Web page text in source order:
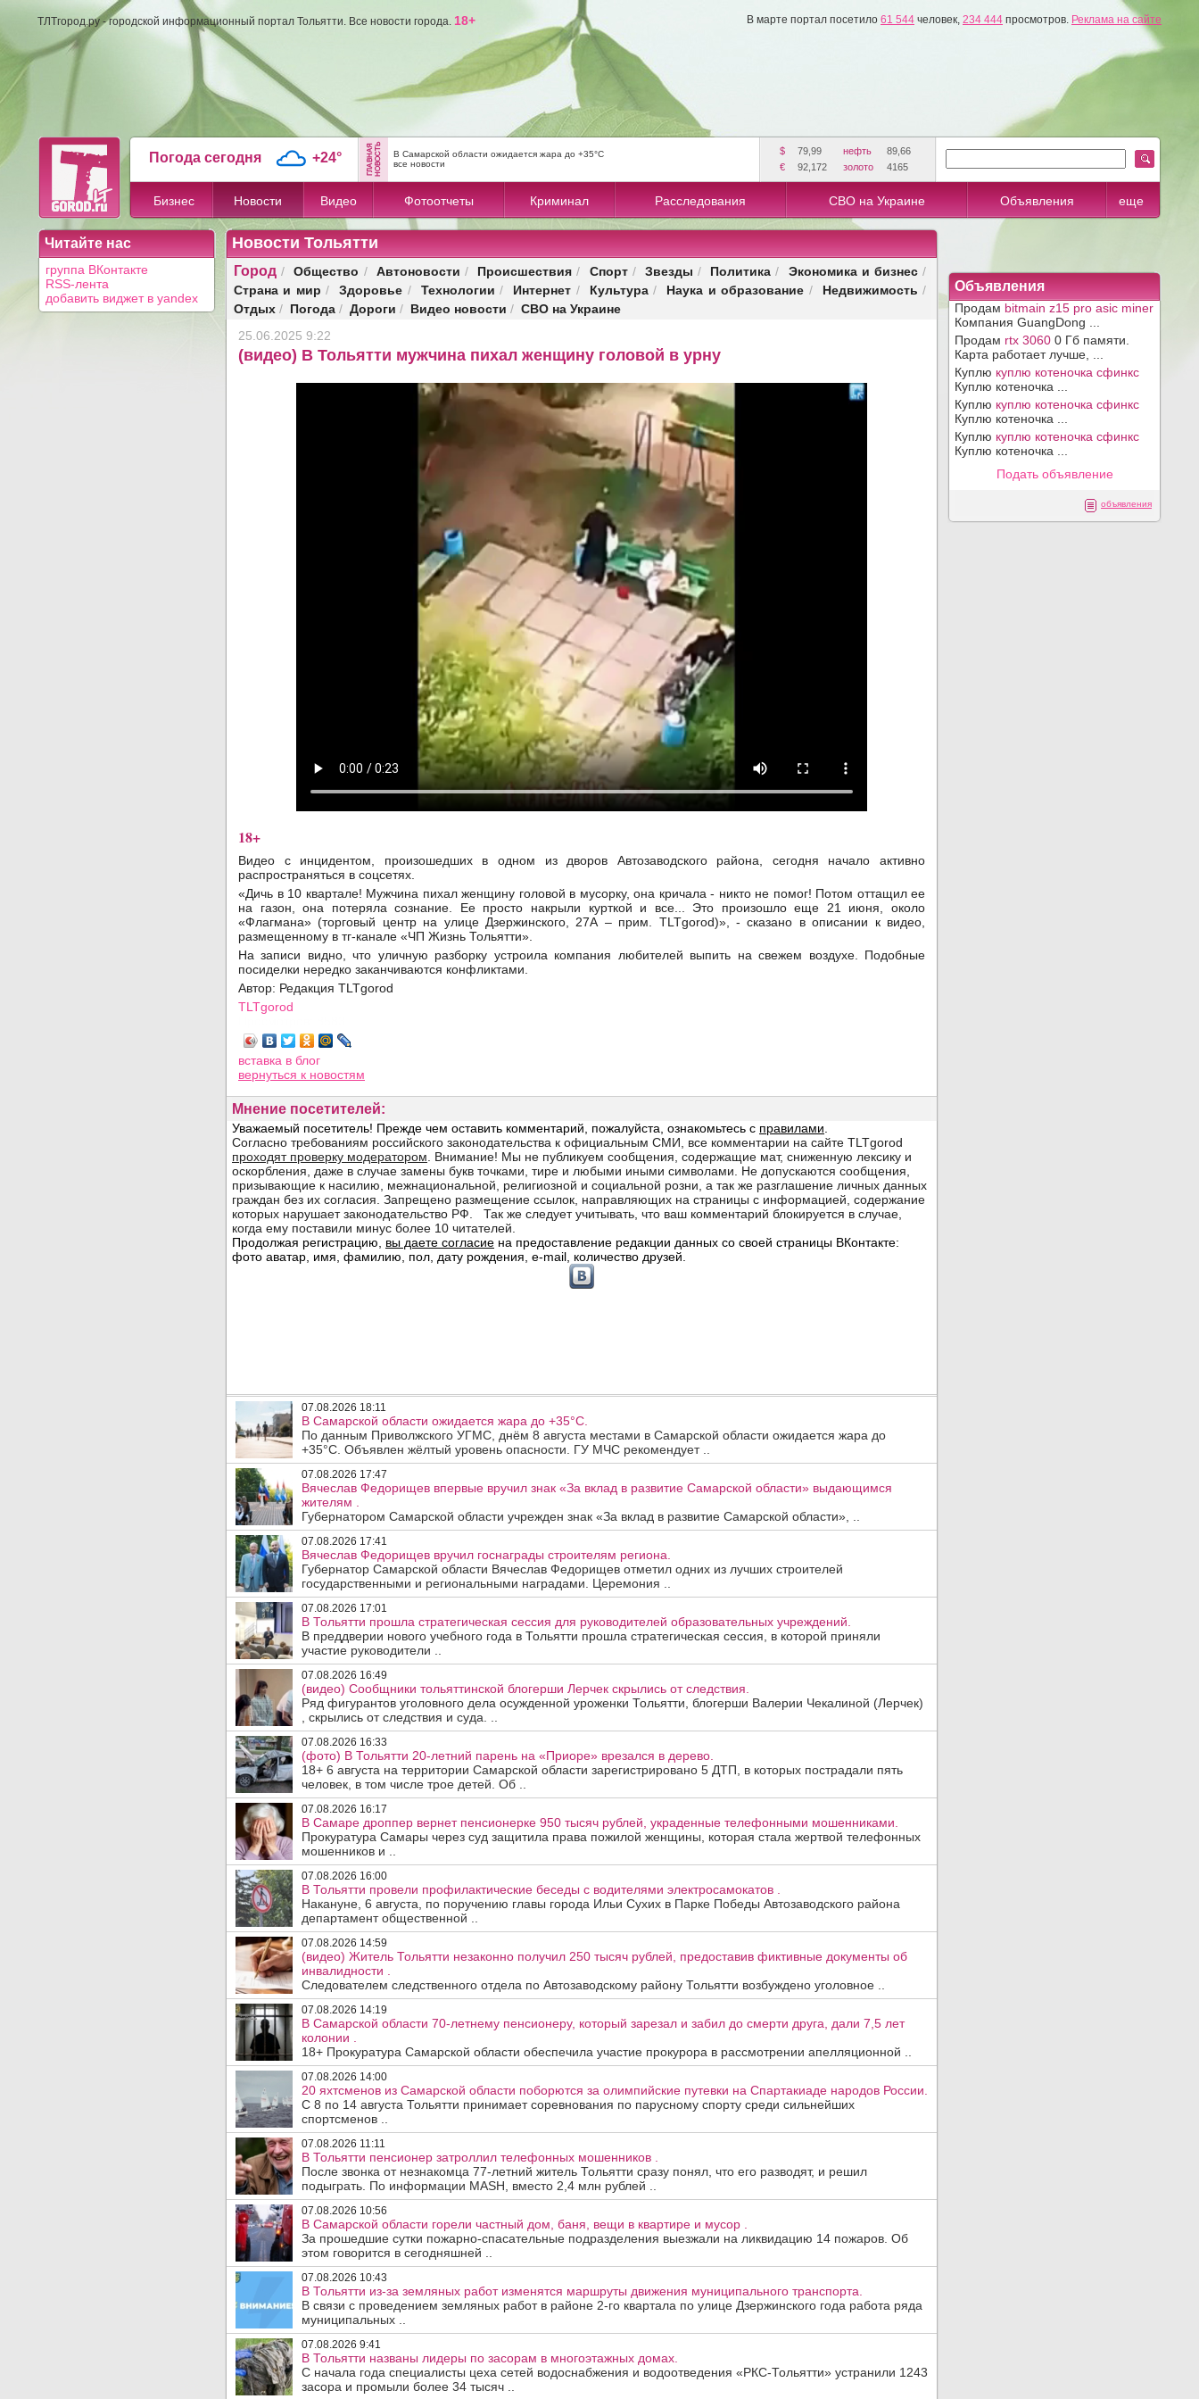
ТЛТгород.ру - городской информационный портал Тольятти. Все новости города. 18+ В марте портал посетило 61 544 человек, 234 444 просмотров. Реклама на сайте
Погода сегодня +24°
В Самарской области ожидается жара до +35°C
все новости
$ 79,99 нефть
89,66
€
92,172 золото 4165
Бизнес Новости Видео Фотоотчеты Криминал Расследования СВО на Украине Объявления еще
Читайте нас
группа ВКонтакте
RSS-лента
добавить виджет в yandex
Новости Тольятти
Город / Общество / Автоновости / Происшествия / Спорт/ Звезды / Политика / Экономика и бизнес/
Страна и мир / Здоровье / Технологии / Интернет / Культура/ Наука и образование / Недвижимость /
Отдых / Погода / Дороги / Видео новости / СВО на Украине
25.06.2025 9:22
(видео) В Тольятти мужчина пихал женщину головой в урну
18+
Видео с инцидентом, произошедших в одном из дворов Автозаводского района, сегодня начало активно
распространяться в соцсетях.
«Дичь в 10 квартале! Мужчина пихал женщину головой в мусорку, она кричала - никто не помог! Потом оттащил ее
на газон, она потеряла сознание. Ее просто накрыли курткой и все... Это произошло еще 21 июня, около
«Флагмана» (торговый центр на улице Дзержинского, 27А – прим. TLTgorod)», - сказано в описании к видео,
размещенному в тг-канале «ЧП Жизнь Тольятти».
На записи видно, что уличную разборку устроила компания любителей выпить на свежем воздухе. Подобные
посиделки нередко заканчиваются конфликтами.
Автор: Редакция TLTgorod
TLTgorod
вставка в блог
вернуться к новостям
Мнение посетителей:
07.08.2026 18:11
В Самарской области ожидается жара до +35°C.
По данным Приволжского УГМС, днём 8 августа местами в Самарской области ожидается жара до
+35°C. Объявлен жёлтый уровень опасности. ГУ МЧС рекомендует ..
07.08.2026 17:47
Вячеслав Федорищев впервые вручил знак «За вклад в развитие Самарской области» выдающимся
жителям .
Губернатором Самарской области учрежден знак «За вклад в развитие Самарской области», ..
07.08.2026 17:41
Вячеслав Федорищев вручил госнаграды строителям региона.
Губернатор Самарской области Вячеслав Федорищев отметил одних из лучших строителей
государственными и региональными наградами. Церемония ..
07.08.2026 17:01
В Тольятти прошла стратегическая сессия для руководителей образовательных учреждений.
В преддверии нового учебного года в Тольятти прошла стратегическая сессия, в которой приняли
участие руководители ..
07.08.2026 16:49
(видео) Сообщники тольяттинской блогерши Лерчек скрылись от следствия.
Ряд фигурантов уголовного дела осужденной уроженки Тольятти, блогерши Валерии Чекалиной (Лерчек)
, скрылись от следствия и суда. ..
07.08.2026 16:33
(фото) В Тольятти 20-летний парень на «Приоре» врезался в дерево.
18+ 6 августа на территории Самарской области зарегистрировано 5 ДТП, в которых пострадали пять
человек, в том числе трое детей. Об ..
07.08.2026 16:17
В Самаре дроппер вернет пенсионерке 950 тысяч рублей, украденные телефонными мошенниками.
Прокуратура Самары через суд защитила права пожилой женщины, которая стала жертвой телефонных
мошенников и ..
07.08.2026 16:00
В Тольятти провели профилактические беседы с водителями электросамокатов .
Накануне, 6 августа, по поручению главы города Ильи Сухих в Парке Победы Автозаводского района
департамент общественной ..
07.08.2026 14:59
(видео) Житель Тольятти незаконно получил 250 тысяч рублей, предоставив фиктивные документы об
инвалидности .
Следователем следственного отдела по Автозаводскому району Тольятти возбуждено уголовное ..
07.08.2026 14:19
В Самарской области 70-летнему пенсионеру, который зарезал и забил до смерти друга, дали 7,5 лет
колонии .
18+ Прокуратура Самарской области обеспечила участие прокурора в рассмотрении апелляционной ..
07.08.2026 14:00
20 яхтсменов из Самарской области поборются за олимпийские путевки на Спартакиаде народов России.
С 8 по 14 августа Тольятти принимает соревнования по парусному спорту среди сильнейших
спортсменов ..
07.08.2026 11:11
В Тольятти пенсионер затроллил телефонных мошенников .
После звонка от незнакомца 77-летний житель Тольятти сразу понял, что его разводят, и решил
подыграть. По информации MASH, вместо 2,4 млн рублей ..
07.08.2026 10:56
В Самарской области горели частный дом, баня, вещи в квартире и мусор .
За прошедшие сутки пожарно-спасательные подразделения выезжали на ликвидацию 14 пожаров. Об
этом говорится в сегодняшней ..
07.08.2026 10:43
В Тольятти из-за земляных работ изменятся маршруты движения муниципального транспорта.
В связи с проведением земляных работ в районе 2-го квартала по улице Дзержинского года работа ряда
муниципальных ..
07.08.2026 9:41
В Тольятти названы лидеры по засорам в многоэтажных домах.
С начала года специалисты цеха сетей водоснабжения и водоотведения «РКС-Тольятти» устранили 1243
засора и промыли более 34 тысяч ..
Объявления
Продам bitmain z15 pro asic miner
Компания GuangDong ...
Продам rtx 3060 0 Гб памяти.
Карта работает лучше, ...
Куплю куплю котеночка сфинкс
Куплю котеночка ...
Куплю куплю котеночка сфинкс
Куплю котеночка ...
Куплю куплю котеночка сфинкс
Куплю котеночка ...
Подать объявление
объявления